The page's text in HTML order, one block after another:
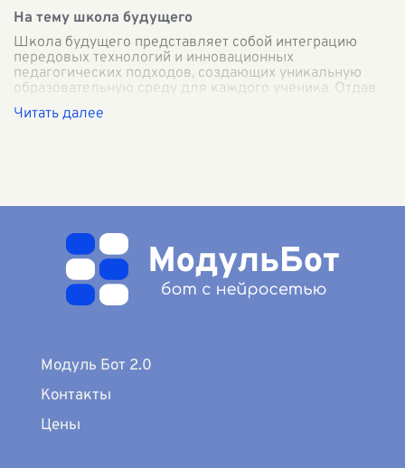
На тему школа будущего
Школа будущего представляет собой интеграцию
передовых технологий и инновационных
педагогических подходов, создающих уникальную
образовательную среду для каждого ученика. Отдав
при
Модуль Бот 2.0
Контакты
Цены